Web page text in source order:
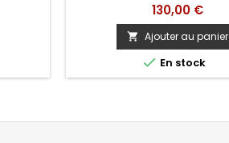
Prix
130,00 €
 Ajouter au panier
 En stock